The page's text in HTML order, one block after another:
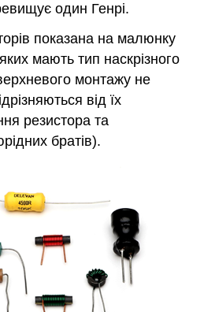
один Генрі.
показана на малюнку
мають тип наскрізного
монтажу не
від їх
резистора та
братів).